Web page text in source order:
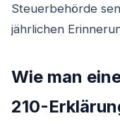
Steuerbehörde
jährlichen
Wie man
210-